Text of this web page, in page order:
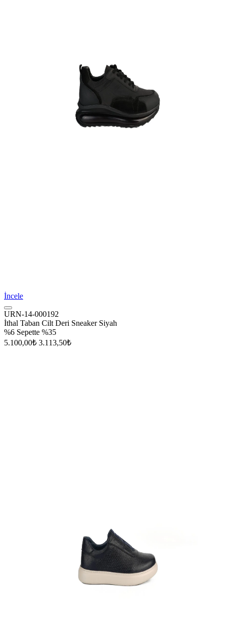
İncele
URN-14-000192
İthal Taban Cilt Deri Sneaker Siyah
%6 Sepette %35
5.100,00₺ 3.113,50₺